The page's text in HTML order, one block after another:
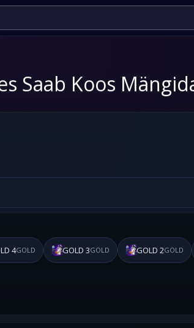
Saab Koos
4GOLD GOLD 3GOLD GOLD 2GOLD